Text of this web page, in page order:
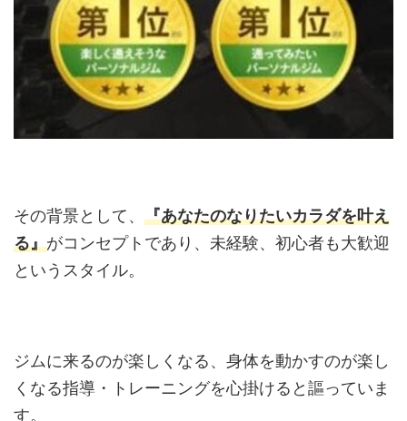
その背景として、 『あなたのなりたいカラダを叶え
る』がコンセプトであり、未経験、初心者も大歓迎
というスタイル。
ジムに来るのが楽しくなる、身体を動かすのが楽し
くなる指導・トレーニングを心掛けると謳っていま
す。